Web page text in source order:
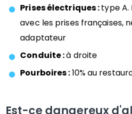
Prises électriques :type
avec les prises françaises,
adaptateur
Conduite :à droite
Pourboires :10% au
Est-ce dangereux